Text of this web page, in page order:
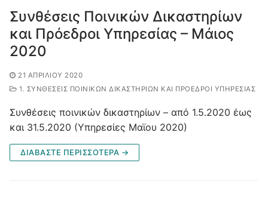
Συνθέσεις Ποινικών Δικαστηρίων
και Πρόεδροι Υπηρεσίας – Μάιος
2020
21 ΑΠΡΙΛΊΟΥ 2020
1. ΣΥΝΘΈΣΕΙΣ ΠΟΙΝΙΚΏΝ ΔΙΚΑΣΤΗΡΊΩΝ ΚΑΙ ΠΡΌΕΔΡΟΙ ΥΠΗΡΕΣΊΑΣ
Συνθέσεις ποινικών δικαστηρίων – από 1.5.2020 έως
και 31.5.2020 (Υπηρεσίες Μαϊου 2020)
ΔΙΑΒΑΣΤΕ ΠΕΡΙΣΣΟΤΕΡΑ →